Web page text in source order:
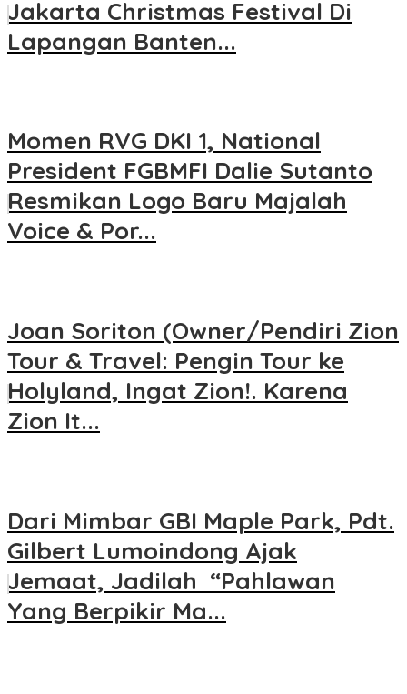
Jakarta Christmas Festival Di
Lapangan Banten...
Momen RVG DKI 1, National
President FGBMFI Dalie Sutanto
Resmikan Logo Baru Majalah
Voice & Por...
Joan Soriton (Owner/Pendiri Zion
Tour & Travel: Pengin Tour ke
Holyland, Ingat Zion!. Karena
Zion It...
Dari Mimbar GBI Maple Park, Pdt.
Gilbert Lumoindong Ajak
Jemaat, Jadilah “Pahlawan
Yang Berpikir Ma...